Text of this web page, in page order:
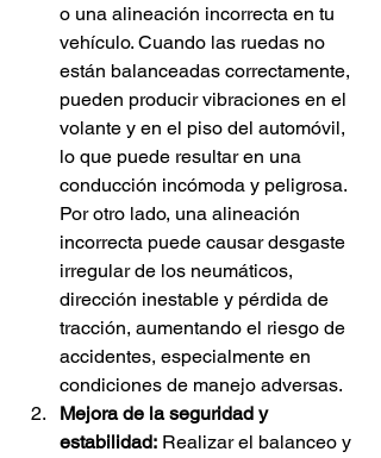
o una alineación incorrecta en tu
vehículo. Cuando las ruedas no
están balanceadas correctamente,
pueden producir vibraciones en el
volante y en el piso del automóvil,
lo que puede resultar en una
conducción incómoda y peligrosa.
Por otro lado, una alineación
incorrecta puede causar desgaste
irregular de los neumáticos,
dirección inestable y pérdida de
tracción, aumentando el riesgo de
accidentes, especialmente en
condiciones de manejo adversas.
Mejora de la seguridad y
estabilidad: Realizar el balanceo y